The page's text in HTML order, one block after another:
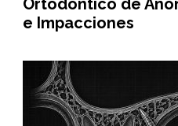
Ortodóntico de
e Impacciones